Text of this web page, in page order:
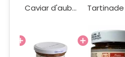
Caviar d'aubergines tomates et herbes de Provence 90g